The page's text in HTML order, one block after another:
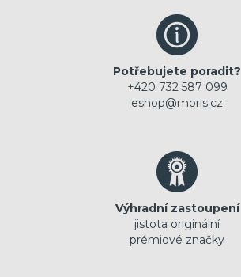
Potřebujete poradit?
+420 732 587 099
eshop@moris.cz
Výhradní zastoupení
jistota originální
prémiové značky